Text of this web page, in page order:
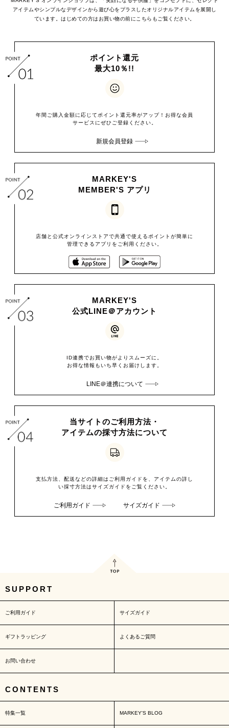
アイテムやシンプルなデザインから遊び心をプラスしたオリジナルアイテムを展開し
ています。はじめての方はお買い物の前にこちらもご覧ください。
ポイント還元
最大10％!!
年間ご購入金額に応じてポイント還元率がアップ！お得な会員
サービスにぜひご登録ください。
新規会員登録
MARKEY'S
MEMBER'S アプリ
店舗と公式オンラインストアで共通で使えるポイントが簡単に
管理できるアプリをご利用ください。
MARKEY'S
公式LINE＠アカウント
ID連携でお買い物がよりスムーズに。
お得な情報もいち早くお届けします。
LINE＠連携について
当サイトのご利用方法・
アイテムの採寸方法について
支払方法、配送などの詳細はご利用ガイドを、アイテムの詳し
い採寸方法はサイズガイドをご覧ください。
ご利用ガイド サイズガイド
SUPPORT
ご利用ガイド サイズガイド
ギフトラッピング よくあるご質問
お問い合わせ
CONTENTS
特集一覧 MARKEY'S BLOG